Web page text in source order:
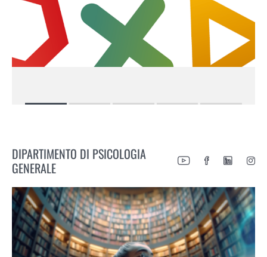
DIPARTIMENTO DI PSICOLOGIA
GENERALE